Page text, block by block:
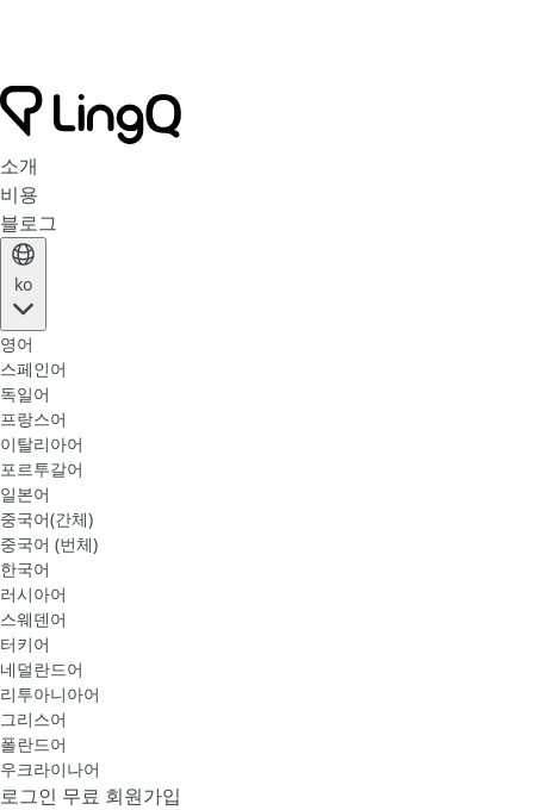
소개
비용
블로그
ko
영어
스페인어
독일어
프랑스어
이탈리아어
포르투갈어
일본어
중국어(간체)
중국어 (번체)
한국어
러시아어
스웨덴어
터키어
네덜란드어
리투아니아어
그리스어
폴란드어
우크라이나어
로그인 무료 회원가입